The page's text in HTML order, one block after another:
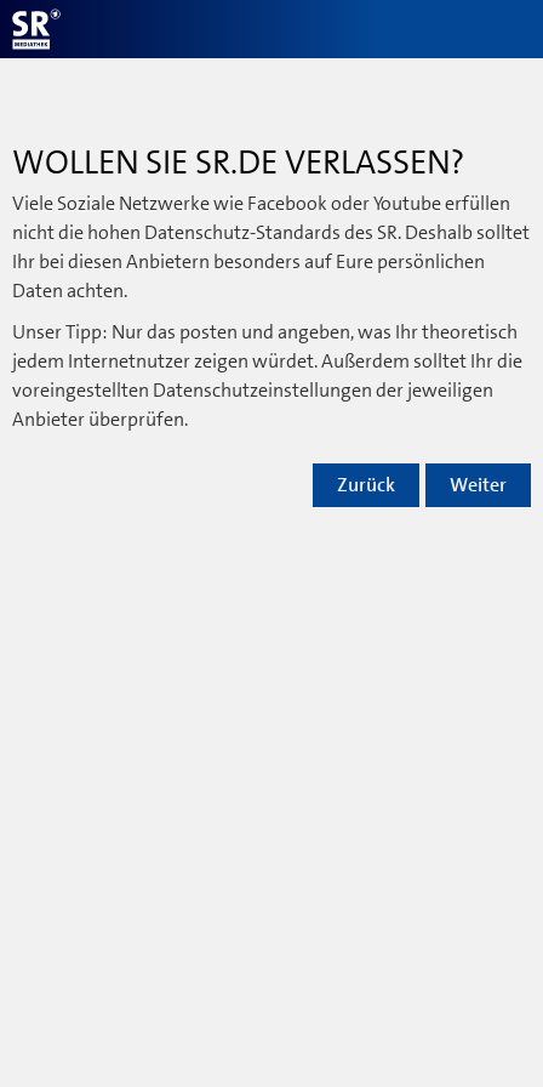
WOLLEN SIE SR.DE VERLASSEN?
Viele Soziale Netzwerke wie Facebook oder Youtube erfüllen
nicht die hohen Datenschutz-Standards des SR. Deshalb solltet
Ihr bei diesen Anbietern besonders auf Eure persönlichen
Daten achten.
Unser Tipp: Nur das posten und angeben, was Ihr theoretisch
jedem Internetnutzer zeigen würdet. Außerdem solltet Ihr die
voreingestellten Datenschutzeinstellungen der jeweiligen
Anbieter überprüfen.
Weiter
Zurück